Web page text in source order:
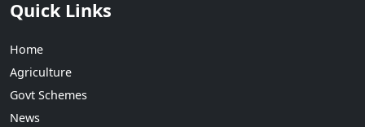
Quick Links
Home
Agriculture
Govt Schemes
News